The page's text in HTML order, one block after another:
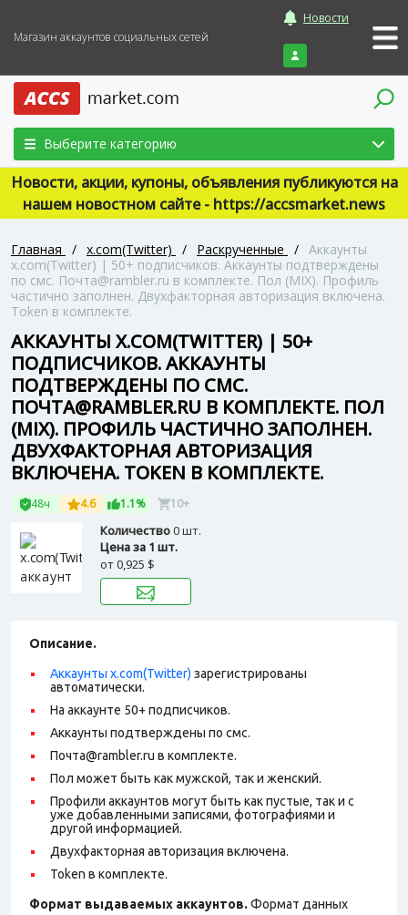
Магазин аккаунтов социальных сетей
Новости
Войти
Выберите категорию
Новости, акции, купоны, объявления публикуются на
нашем новостном сайте - https://accsmarket.news
Главная / x.com(Twitter) / Раскрученные / Аккаунты
x.com(Twitter) | 50+ подписчиков. Аккаунты подтверждены
по смс. Почта@rambler.ru в комплекте. Пол (MIX). Профиль
частично заполнен. Двухфакторная авторизация включена.
Token в комплекте.
АККАУНТЫ X.COM(TWITTER) | 50+
ПОДПИСЧИКОВ. АККАУНТЫ
ПОДТВЕРЖДЕНЫ ПО СМС.
ПОЧТА@RAMBLER.RU В КОМПЛЕКТЕ. ПОЛ
(MIX). ПРОФИЛЬ ЧАСТИЧНО ЗАПОЛНЕН.
ДВУХФАКТОРНАЯ АВТОРИЗАЦИЯ
ВКЛЮЧЕНА. TOKEN В КОМПЛЕКТЕ.
48ч 4.6 1.1% 10+
Количество0 шт.
Цена за 1 шт.
от0,925 $
Описание.
Аккаунты x.com(Twitter) зарегистрированы
автоматически.
На аккаунте 50+ подписчиков.
Аккаунты подтверждены по смс.
Почта@rambler.ru в комплекте.
Пол может быть как мужской, так и женский.
Профили аккаунтов могут быть как пустые, так и с
уже добавленными записями, фотографиями и
другой информацией.
Двухфакторная авторизация включена.
Token в комплекте.
Формат выдаваемых аккаунтов. Формат данных